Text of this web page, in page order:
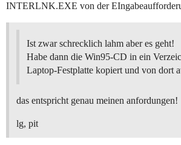
INTERLNK.EXE von der
Ist zwar schrecklich lahm aber es geht!
Habe dann die Win95-CD in ein
Laptop-Festplatte kopiert und von dort
das entspricht genau meinen anfordungen!
lg, pit